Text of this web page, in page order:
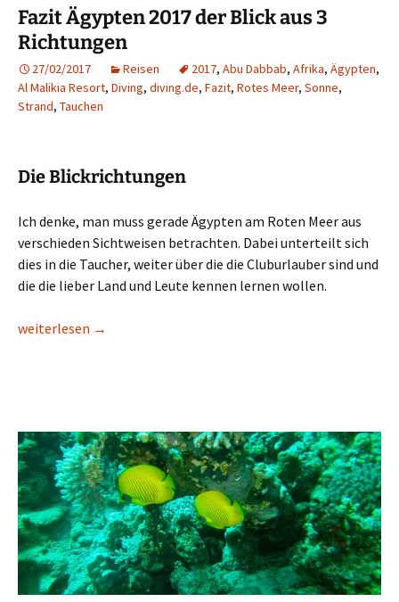
Fazit Ägypten 2017 der Blick aus 3
Richtungen
27/02/2017 Reisen 2017, Abu Dabbab, Afrika, Ägypten,
Al Malikia Resort, Diving, diving.de, Fazit, Rotes Meer, Sonne,
Strand, Tauchen
Die Blickrichtungen
Ich denke, man muss gerade Ägypten am Roten Meer aus
verschieden Sichtweisen betrachten. Dabei unterteilt sich
dies in die Taucher, weiter über die die Cluburlauber sind und
die die lieber Land und Leute kennen lernen wollen.
Fazit Ägypten 2017 der Blick aus 3 Richtungen
weiterlesen →